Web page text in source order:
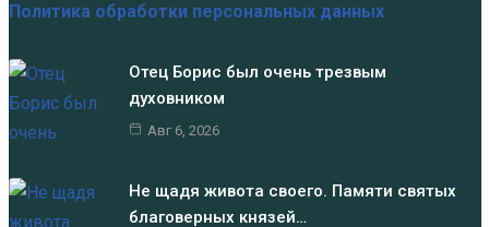
Политика обработки персональных данных
Отец Борис был очень трезвым
духовником
Авг 6, 2026
Не щадя живота своего. Памяти святых
благоверных князей…